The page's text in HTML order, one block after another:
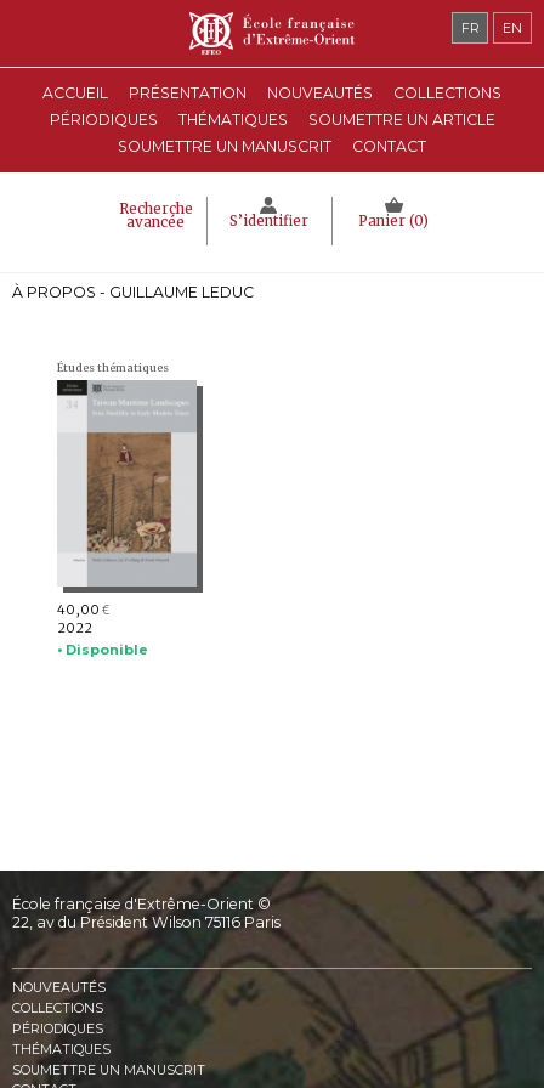
ACCUEIL PRÉSENTATION NOUVEAUTÉS
COLLECTIONS
PÉRIODIQUES
THÉMATIQUES
SOUMETTRE UN ARTICLE
SOUMETTRE UN MANUSCRIT
CONTACT
Recherche
avancée S’identifier Panier (0)
FR EN
À PROPOS - GUILLAUME LEDUC
Études thématiques
40,00 €
2022
• Disponible
École française d'Extrême-Orient ©
22, av du Président Wilson 75116 Paris
NOUVEAUTÉS
COLLECTIONS
PÉRIODIQUES
THÉMATIQUES
SOUMETTRE UN MANUSCRIT